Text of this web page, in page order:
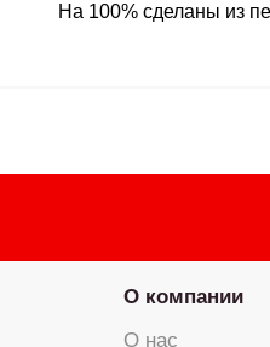
На 100% сделаны из
О компании
О нас